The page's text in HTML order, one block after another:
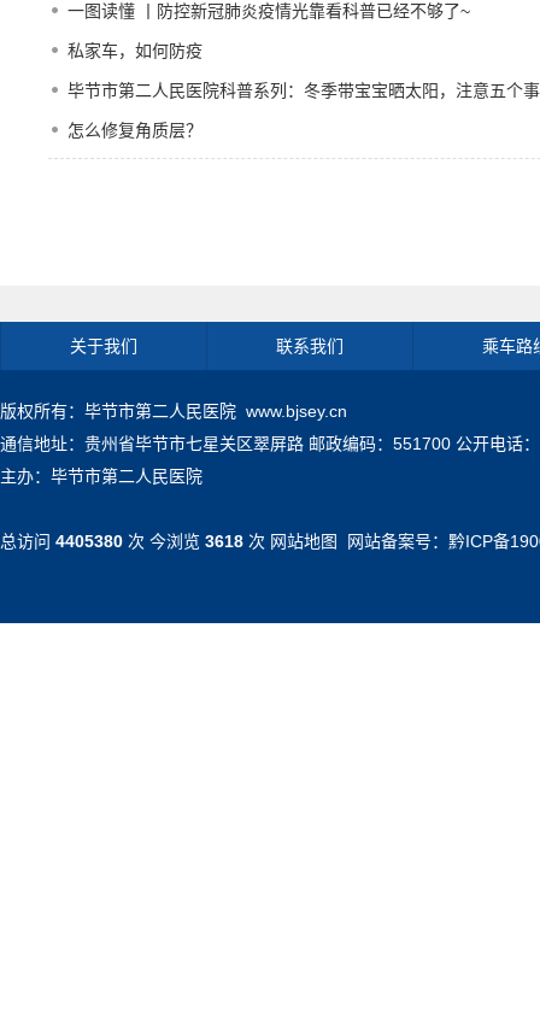
一图读懂 丨防控新冠肺炎疫情光靠看科普已经不够了~
私家车，如何防疫
毕节市第二人民医院科普系列：冬季带宝宝晒太阳，注意五个
怎么修复角质层？
关于我们 联系我们 乘车路
版权所有：毕节市第二人民医院 www.bjsey.cn
通信地址：贵州省毕节市七星关区翠屏路 邮政编码：551700 公开电
主办：毕节市第二人民医院
总访问 4405380 次 今浏览 3618 次 网站地图 网站备案号： 黔ICP备